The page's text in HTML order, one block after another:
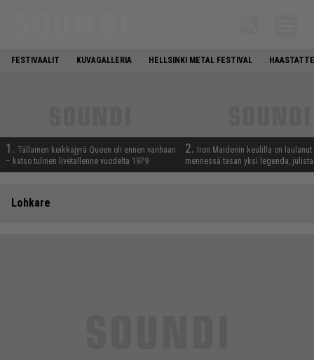
FESTIVAALIT KUVAGALLERIA HELLSINKI METAL FESTIVAL
1. Tällainen keikkajyrä Queen oli ennen vanhaan
– katso tulinen livetallenne vuodelta 1979
2.
Iron Maidenin keulilla on laulanut
mennessä tasan yksi legenda,
Lohkare